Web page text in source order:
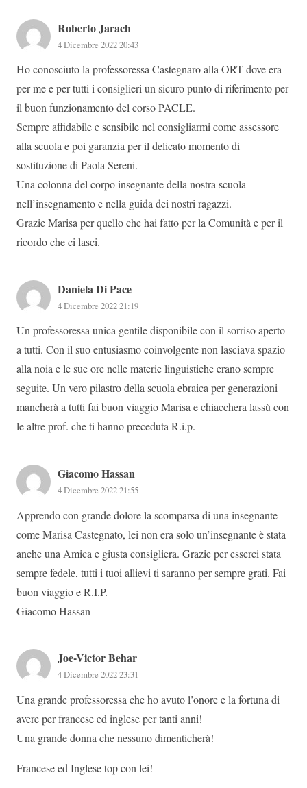
Roberto Jarach
4 Dicembre 2022 20:43
Ho conosciuto la professoressa Castegnaro alla ORT dove era
per me e per tutti i consiglieri un sicuro punto di riferimento per
il buon funzionamento del corso PACLE.
Sempre affidabile e sensibile nel consigliarmi come assessore
alla scuola e poi garanzia per il delicato momento di
sostituzione di Paola Sereni.
Una colonna del corpo insegnante della nostra scuola
nell’insegnamento e nella guida dei nostri ragazzi.
Grazie Marisa per quello che hai fatto per la Comunità e per il
ricordo che ci lasci.
Daniela Di Pace
4 Dicembre 2022 21:19
Un professoressa unica gentile disponibile con il sorriso aperto
a tutti. Con il suo entusiasmo coinvolgente non lasciava spazio
alla noia e le sue ore nelle materie linguistiche erano sempre
seguite. Un vero pilastro della scuola ebraica per generazioni
mancherà a tutti fai buon viaggio Marisa e chiacchera lassù con
le altre prof. che ti hanno preceduta R.i.p.
Giacomo Hassan
4 Dicembre 2022 21:55
Apprendo con grande dolore la scomparsa di una insegnante
come Marisa Castegnato, lei non era solo un’insegnante è stata
anche una Amica e giusta consigliera. Grazie per esserci stata
sempre fedele, tutti i tuoi allievi ti saranno per sempre grati. Fai
buon viaggio e R.I.P.
Giacomo Hassan
Joe-Victor Behar
4 Dicembre 2022 23:31
Una grande professoressa che ho avuto l’onore e la fortuna di
avere per francese ed inglese per tanti anni!
Una grande donna che nessuno dimenticherà!
Francese ed Inglese top con lei!